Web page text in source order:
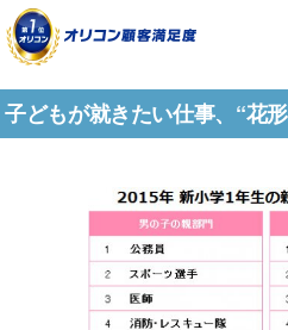
子どもが就きたい仕事、“花